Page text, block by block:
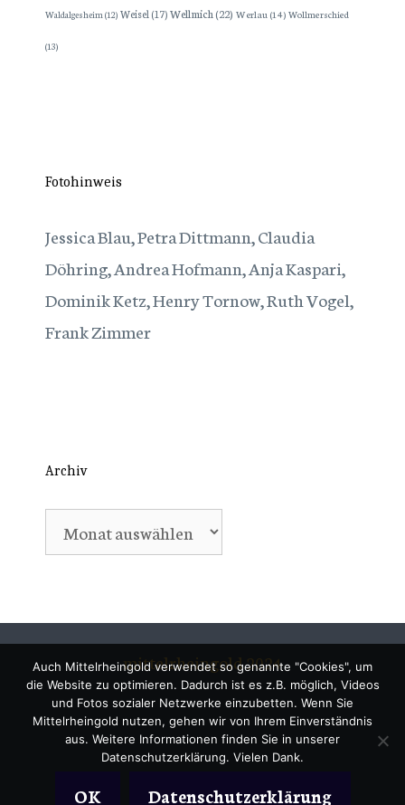
Waldalgesheim(12) Weisel(17)Wellmich (22) Werlau (14) Wollmerschied
(13)
Fotohinweis
Jessica Blau, Petra Dittmann, Claudia
Döhring, Andrea Hofmann, Anja Kaspari,
Dominik Ketz, Henry Tornow, Ruth Vogel,
Frank Zimmer
Archiv
Archiv
mittelrheingold 2024
Auch Mittelrheingold verwendet so genannte "Cookies", um
die Website zu optimieren. Dadurch ist es z.B. möglich, Videos
und Fotos sozialer Netzwerke einzubetten. Wenn Sie
Mittelrheingold nutzen, gehen wir von Ihrem Einverständnis
aus. Weitere Informationen finden Sie in unserer
Datenschutzerklärung. Vielen Dank.
OK Datenschutzerklärung